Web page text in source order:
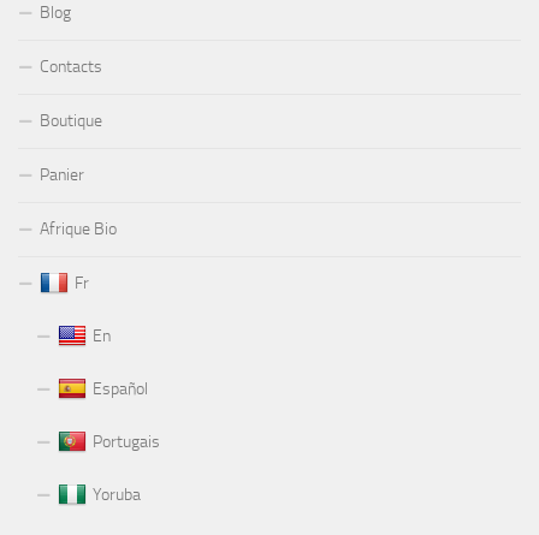
Blog
Contacts
Boutique
Panier
Afrique Bio
Fr
En
Español
Portugais
Yoruba